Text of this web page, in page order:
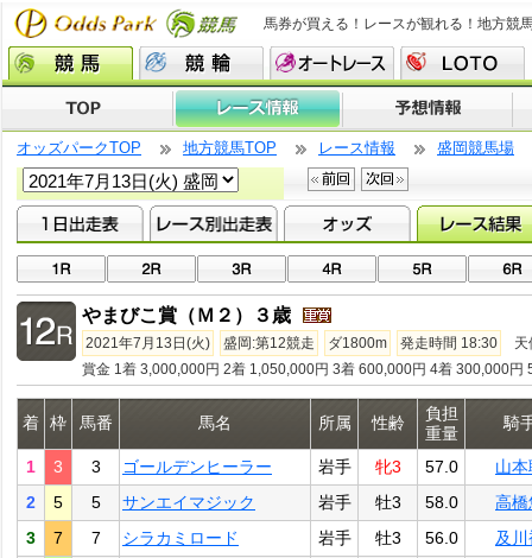
馬券が買える！レースが観れる！地方競
オッズパークTOP 地方競馬TOP レース情報 盛岡競馬場
やまびこ賞（Ｍ２）３歳
2021年7月13日(火) 盛岡:第12競走 ダ1800m 発走時間 18:30
天
賞金 1着 3,000,000円 2着 1,050,000円 3着 600,000円 4着 300,000円
着 枠 馬番 馬名 所属 性齢
負担
重量
騎
1 3 3 ゴールデンヒーラー 岩手 牝3 57.0
山本
2
5 5 サンエイマジック 岩手 牡3 58.0
高橋
3
7 7 シラカミロード 岩手 牡3 56.0
及川